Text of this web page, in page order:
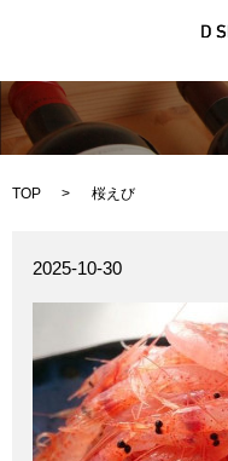
TOP 桜えび
2025-10-30